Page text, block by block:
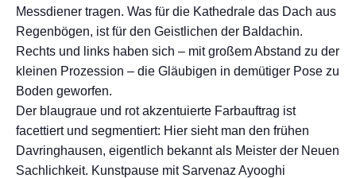
Messdiener tragen. Was für die Kathedrale das Dach aus
Regenbögen, ist für den Geistlichen der Baldachin.
Rechts und links haben sich – mit großem Abstand zu der
kleinen Prozession – die Gläubigen in demütiger Pose zu
Boden geworfen.
Der blaugraue und rot akzentuierte Farbauftrag ist
facettiert und segmentiert: Hier sieht man den frühen
Davringhausen, eigentlich bekannt als Meister der Neuen
Sachlichkeit. Kunstpause mit Sarvenaz Ayooghi